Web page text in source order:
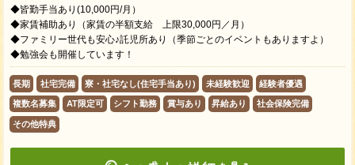
◆皆勤手当あり(10,000円/月）
◆家賃補助あり（家賃の半額支給 上限30,000円／月）
◆ファミリー世代も安心♪託児所あり（季節ごとのイベントもありますよ）
◆勉強会も開催しています！
長期 社宅完備 寮・社宅なし(住宅手当あり) 未経験歓迎 経験者優遇
複数名募集 AT限定可 シフト勤務 賞与あり 昇給あり 社会保険完備
その他特典